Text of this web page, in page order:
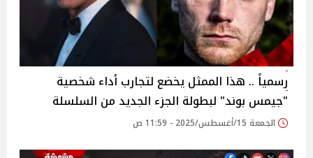
رسمياً .. هذا الممثل يخضع لتجارب أداء شخصية
"جيمس بوند" لبطولة الجزء الجديد من السلسلة
الجمعة 15/أغسطس/2025 - 11:59 ص